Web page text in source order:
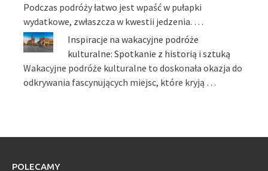
Podczas podróży łatwo jest wpaść w pułapki
wydatkowe, zwłaszcza w kwestii jedzenia. …
Inspiracje na wakacyjne podróże
kulturalne: Spotkanie z historią i sztuką
Wakacyjne podróże kulturalne to doskonała okazja do
odkrywania fascynujących miejsc, które kryją …
POLECAMY